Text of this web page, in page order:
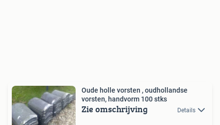
Oude holle vorsten , oudhollandse
vorsten, handvorm 100 stks
Zie omschrijving Details